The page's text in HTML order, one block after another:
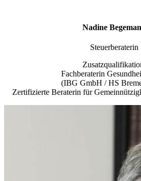
Nadine
Steuerberaterin
Fachberaterin
(IBG GmbH / HS
Zertifizierte Beraterin für